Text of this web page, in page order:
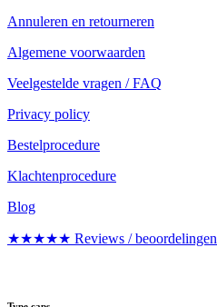
Annuleren en retourneren
Algemene voorwaarden
Veelgestelde vragen / FAQ
Privacy policy
Bestelprocedure
Klachtenprocedure
Blog
★★★★★ Reviews / beoordelingen